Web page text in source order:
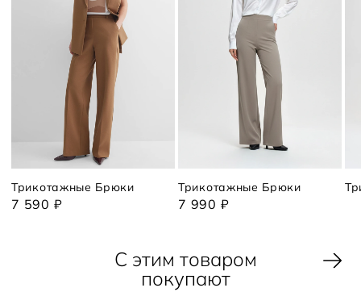
Трикотажные Брюки
7 590 ₽
Трикотажные Брюки
7 990 ₽
С этим товаром
покупают